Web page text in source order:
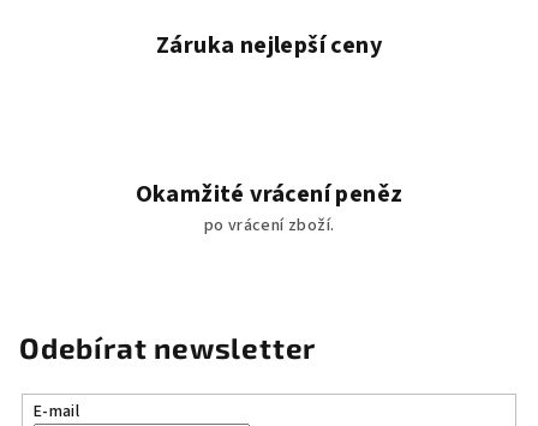
Záruka nejlepší ceny
Okamžité vrácení peněz
po vrácení zboží.
Odebírat newsletter
E-mail